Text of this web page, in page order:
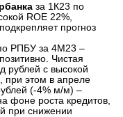
за 1К23 по
ROE 22%,
прогноз
РПБУ за 4М23 –
Чистая
рублей с высокой
при этом в апреле
(-4% м/м) –
фоне роста кредитов,
при снижении